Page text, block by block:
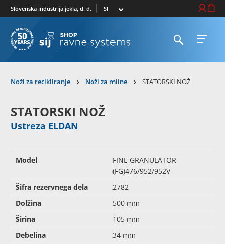
Slovenska industrija jekla, d. d. Izberi trg Prijava /
Odpri iskalnikOdpri
Noži za recikliranje Noži za mline STATORSKI NOŽ
STATORSKI NOŽ
Ustreza ELDAN
Model
FINE GRANULATOR
(FG)476/952/952V
Šifra rezervnega dela
2782
Dolžina
500 mm
Širina
105 mm
Debelina
34 mm